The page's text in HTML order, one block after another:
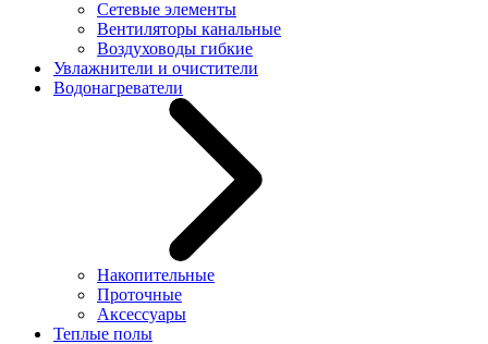
Сетевые элементы
Вентиляторы канальные
Воздуховоды гибкие
Увлажнители и очистители
Водонагреватели
Накопительные
Проточные
Аксессуары
Теплые полы